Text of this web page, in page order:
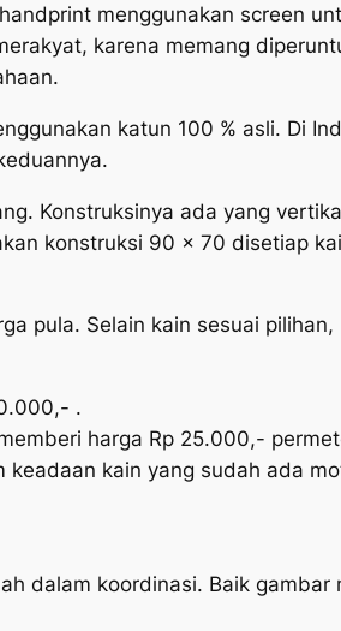
menggunakan screen
karena memang
katun 100 % asli. Di
Konstruksinya ada yang
konstruksi 90 x 70 disetiap
pula. Selain kain sesuai
.
harga Rp 25.000,-
kain yang sudah ada
dalam koordinasi. Baik